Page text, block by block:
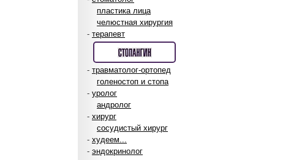
пластика лица
челюстная хирургия
- терапевт
- травматолог-ортопед
голеностоп и стопа
- уролог
андролог
- хирург
сосудистый хирург
- худеем...
- эндокринолог